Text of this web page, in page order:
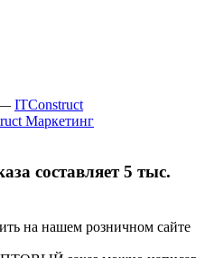
— ITConstruct
Маркетинг
составляет 5 тыс.
на нашем розничном сайте